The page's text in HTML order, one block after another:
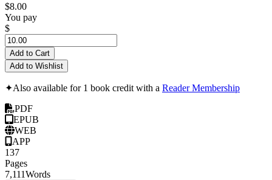
$8.00
You pay
$
Add to Cart
Add to Wishlist
✦Also available for 1 book credit with a Reader Membership
PDF
EPUB
WEB
APP
137
Pages
7,111Words